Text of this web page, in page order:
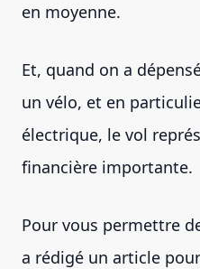
en moyenne.
Et, quand on a
un vélo, et en
électrique, le vol
financière importante.
Pour vous permettre
a rédigé un article